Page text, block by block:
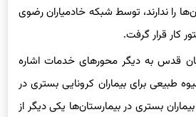
کار قرار گرفت.
قدس به دیگر محورهای خدمات اشاره
طبیعی برای بیماران کرونایی بستری در
بستری در بیمارستان‌ها یکی دیگر از
همچنین با هماهنگی دانشگاه‌های علوم